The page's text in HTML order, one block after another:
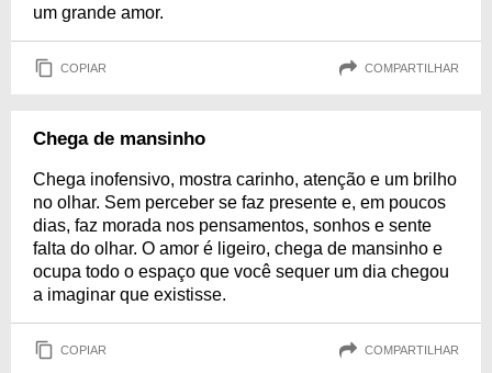
um grande amor.
COPIAR COMPARTILHAR
Chega de mansinho
Chega inofensivo, mostra carinho, atenção e um brilho
no olhar. Sem perceber se faz presente e, em poucos
dias, faz morada nos pensamentos, sonhos e sente
falta do olhar. O amor é ligeiro, chega de mansinho e
ocupa todo o espaço que você sequer um dia chegou
a imaginar que existisse.
COPIAR COMPARTILHAR